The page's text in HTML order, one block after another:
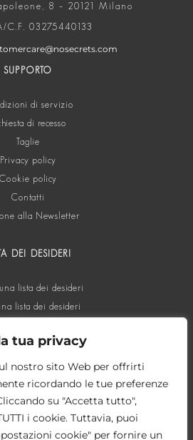
tua privacy
nostro sito Web per offrirti
ricordando le tue preferenze
su "Accetta tutto",
i cookie. Tuttavia, puoi
cookie" per fornire un
8 – 20121 Milano
C.F. 03275440133
SUPPORTO
di servizio
di recesso
Taglie
Privacy policy
Cookie policy
Contatti
alla Newsletter
DEI DESIDERI
lista dei desideri
lista dei desideri
SOCIAL